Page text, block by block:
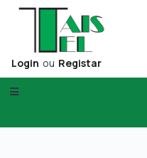
Login ou Registar